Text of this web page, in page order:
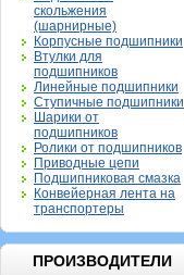
скольжения
(шарнирные)
Корпусные подшипники
Втулки для
подшипников
Линейные подшипники
Ступичные подшипники
Шарики от
подшипников
Ролики от подшипников
Приводные цепи
Подшипниковая смазка
Конвейерная лента на
транспортеры
ПРОИЗВОДИТЕЛИ